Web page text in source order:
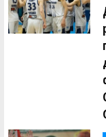
Яна
Валерія
Вікторія
Дарія Волкова